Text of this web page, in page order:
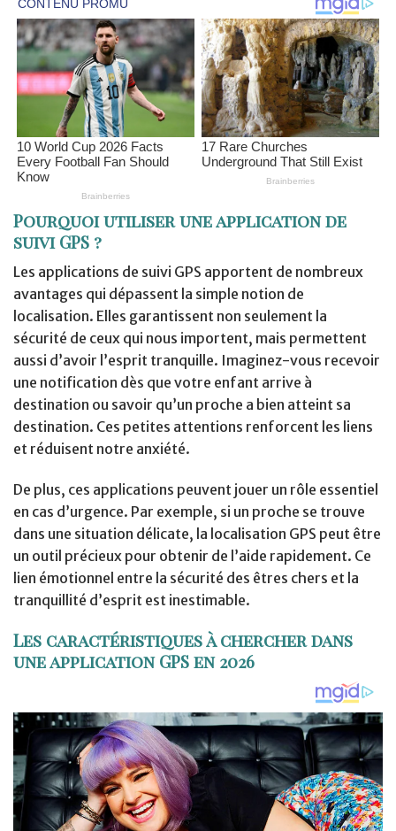
Pourquoi utiliser une application de
suivi GPS ?
Les applications de suivi GPS apportent de nombreux
avantages qui dépassent la simple notion de
localisation. Elles garantissent non seulement la
sécurité de ceux qui nous importent, mais permettent
aussi d’avoir l’esprit tranquille. Imaginez-vous recevoir
une notification dès que votre enfant arrive à
destination ou savoir qu’un proche a bien atteint sa
destination. Ces petites attentions renforcent les liens
et réduisent notre anxiété.
De plus, ces applications peuvent jouer un rôle essentiel
en cas d’urgence. Par exemple, si un proche se trouve
dans une situation délicate, la localisation GPS peut être
un outil précieux pour obtenir de l’aide rapidement. Ce
lien émotionnel entre la sécurité des êtres chers et la
tranquillité d’esprit est inestimable.
Les caractéristiques à chercher dans
une application GPS en 2026